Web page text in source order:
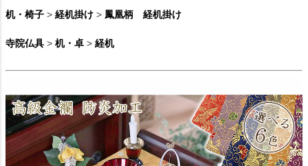
机・椅子 > 経机掛け > 鳳凰柄 経机掛け
寺院仏具 > 机・卓 > 経机